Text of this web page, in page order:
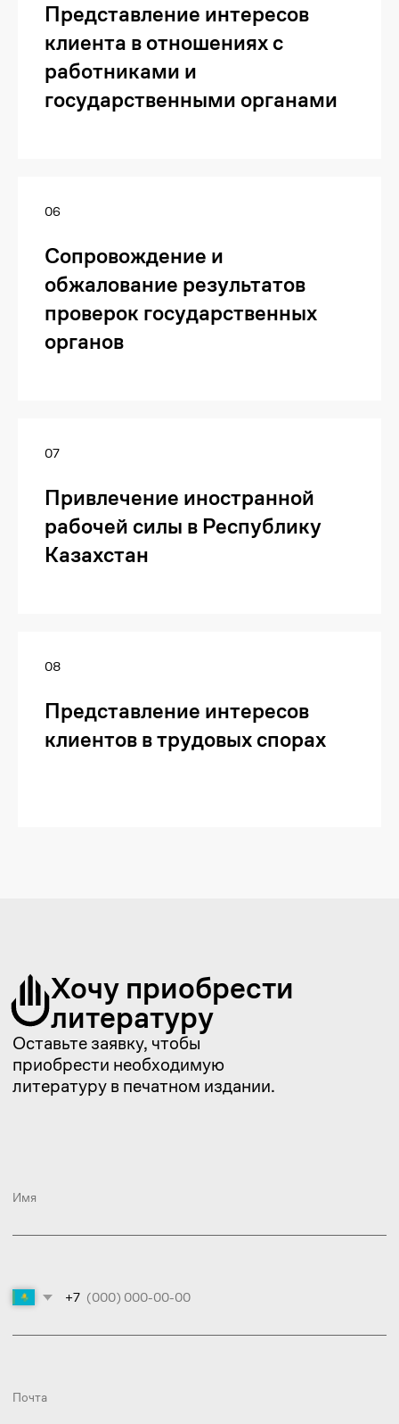
Представление интересов
клиента в отношениях с
работниками и
государственными органами
06
Сопровождение и
обжалование результатов
проверок государственных
органов
07
Привлечение иностранной
рабочей силы в Республику
Казахстан
08
Представление интересов
клиентов в трудовых спорах
Хочу приобрести
литературу
Оставьте заявку, чтобы
+7
+7
Услуга